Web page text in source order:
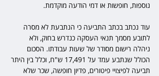
נוספות, חופשות או דמי הודעה מוקדמת.
עוד נכתב בכתב התביעה כי הנתבעת לא מסרה
לתובע מסמך תנאי העסקה כנדרש בחוק, ולא
ניהלה רישום מסודר של שעות עבודתו. הסכום
הכולל שנתבע עמד על 17,491 ש"ח, וכלל בין היתר
תביעה לפיצויי פיטורים, פדיון חופשה, שכר שלא